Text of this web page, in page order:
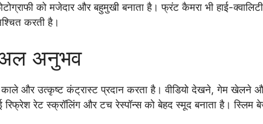
को मजेदार और बहुमुखी बनाता है। फ्रंट कैमरा भी हाई-
करती है।
अनुभव
और उत्कृष्ट कंट्रास्ट प्रदान करता है। वीडियो देखने, गेम खेलने
रेट स्क्रॉलिंग और टच रेस्पॉन्स को बेहद स्मूद बनाता है। स्लिम